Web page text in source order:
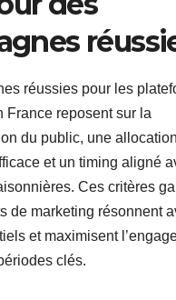
réussies pour les
France reposent sur la
du public, une allocation
et un timing aligné
Ces critères
de marketing résonnent
et maximisent
clés.